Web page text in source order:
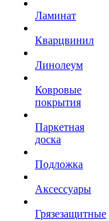
Ламинат
Кварцвинил
Линолеум
Ковровые
покрытия
Паркетная
доска
Подложка
Аксессуары
Грязезащитные